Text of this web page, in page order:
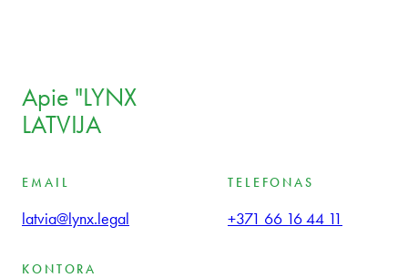
Apie "LYNX
LATVIJA
EMAIL
latvia@lynx.legal
TELEFONAS
+371 66 16 44 11
KONTORA